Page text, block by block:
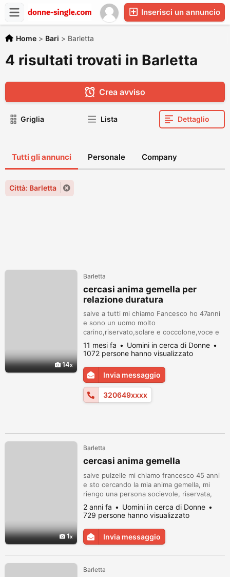
Inserisci un annuncio
Home > Bari > Barletta
4 risultati trovati in Barletta
Crea avviso
Griglia Lista Dettaglio
Tutti gli annunci Personale Company
Città: Barletta
14
Barletta
cercasi anima gemella per
relazione duratura
salve a tutti mi chiamo Fancesco ho 47anni
e sono un uomo molto
carino,riservato,solare e coccolone,voce e
sguardo sensuale,e sto cercando la mia
compagna ,e la mia futura anima
gemella,per una relazione duratura a scopo
matrimoniale ,ti cerco donna matura o
ragazza pari requisiti,e con la voglia di
risvegliarmi e donarmi attenzioni e coccole
ti cerco simpat...
11 mesi fa
Uomini in cerca di Donne
1072 persone hanno visualizzato
Invia messaggio
320649xxxx
1
Barletta
cercasi anima gemella
salve pulzelle mi chiamo francesco 45 anni
e sto cercando la mia anima gemella, mi
riengo una persona socievole, riservata,
molto loquace, sensibile, molto romantico
coccolone e molto affetuoso... il resto
scopritelo voi.... sto cercando la mia nima
gemella per una relazione seria ti cerco
timida, semplice, dolce, e coccolona e
2 anni fa
Uomini in cerca di Donne
729 persone hanno visualizzato
Invia messaggio
Barletta